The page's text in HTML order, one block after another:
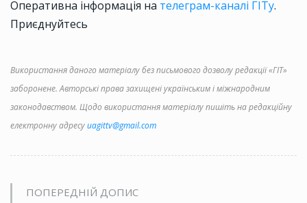
Оперативна інформація на телеграм-каналі ГІТу.
Приєднуйтесь
Використання даного матеріалу без письмового дозволу редакції «ГІТ»
заборонене. Авторські права захищені українським і міжнародним
законодавством. Щодо використання матеріалу пишіть на редакційну
електронну адресуuagittv@gmail.com
ПОПЕРЕДНІЙ ДОПИС